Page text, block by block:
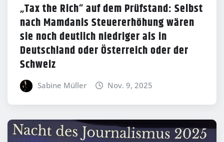
„Tax the Rich“ auf dem Prüfstand: Selbst
nach Mamdanis Steuererhöhung wären
sie noch deutlich niedriger als in
Deutschland oder Österreich oder der
Schweiz
Sabine Müller Nov. 9, 2025